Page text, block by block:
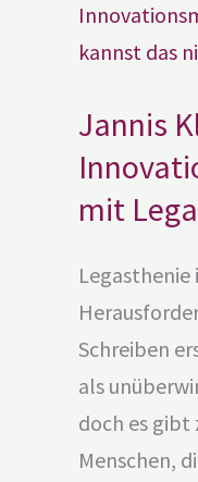
Jannis
mit
Legasthenie
Schreiben
als
doch es gibt
Menschen,
Stark
mit